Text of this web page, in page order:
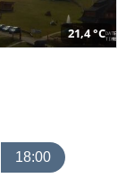
21,4 °C
18:00